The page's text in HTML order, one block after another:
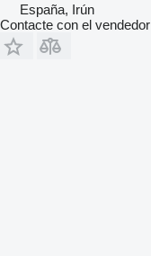
España, Irún
Contacte con el vendedor